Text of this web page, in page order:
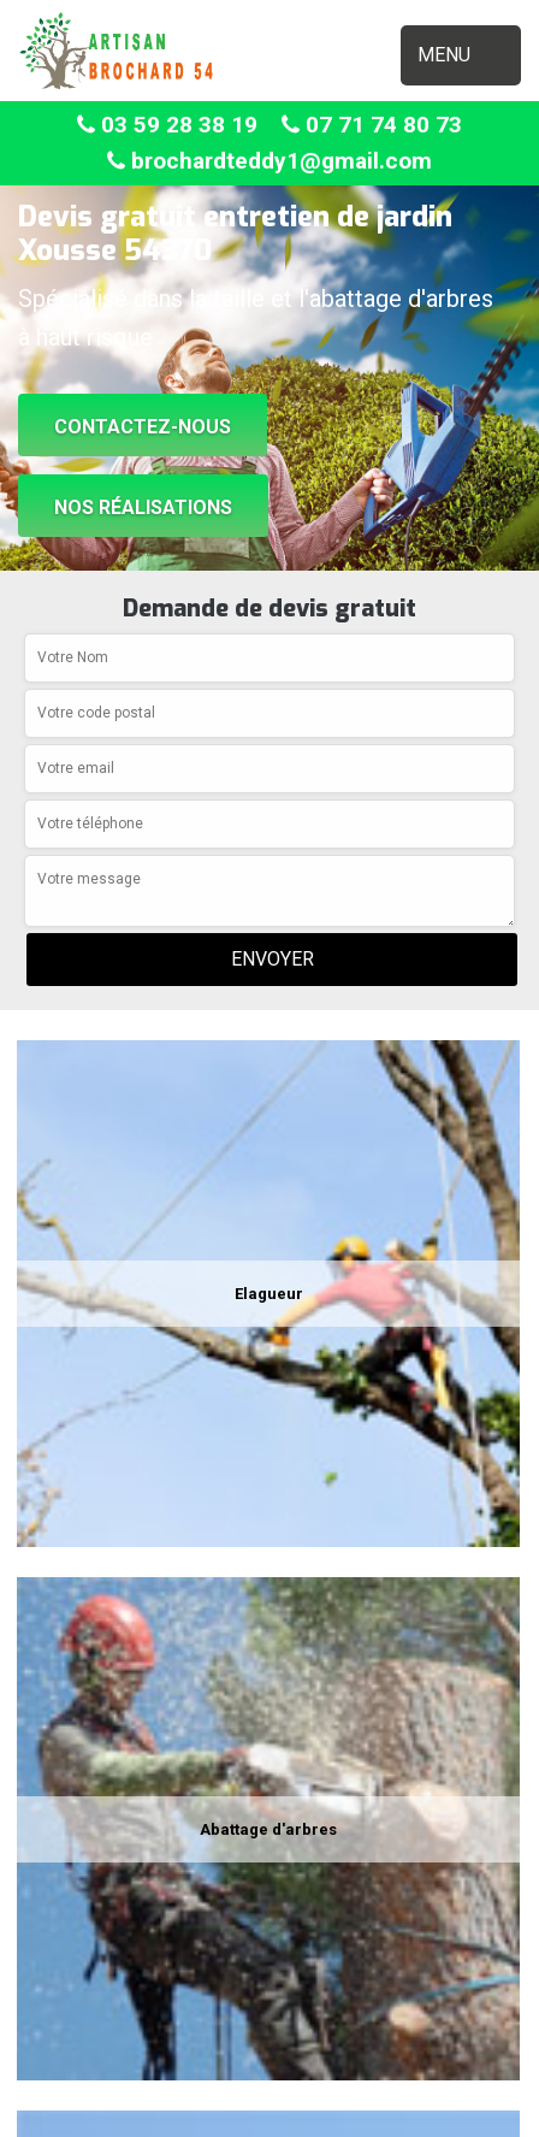
MENU
03 59 28 38 19
07 71 74 80 73
brochardteddy1@gmail.com
Devis gratuit entretien de jardin
Xousse 54370
Spécialisé dans la taille et l'abattage d'arbres
à haut risque
CONTACTEZ-NOUS
NOS RÉALISATIONS
Demande de devis gratuit
Elagueur
Abattage d'arbres